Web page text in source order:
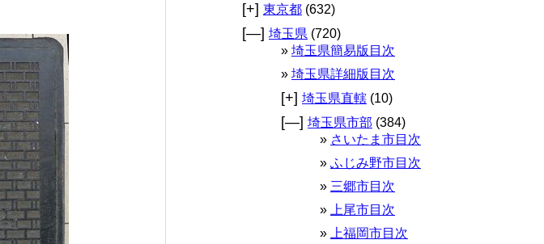
[+] 東京都 (632)
[—] 埼玉県 (720)
埼玉県簡易版目次
埼玉県詳細版目次
[+] 埼玉県直轄 (10)
[—] 埼玉県市部 (384)
さいたま市目次
ふじみ野市目次
三郷市目次
上尾市目次
上福岡市目次